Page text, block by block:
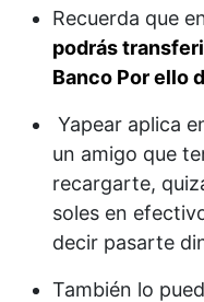
Recuerda que
podrás
Banco Por ello
Yapear aplica
un amigo que
recargarte,
soles en
decir pasarte
También lo